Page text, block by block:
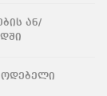
ან/